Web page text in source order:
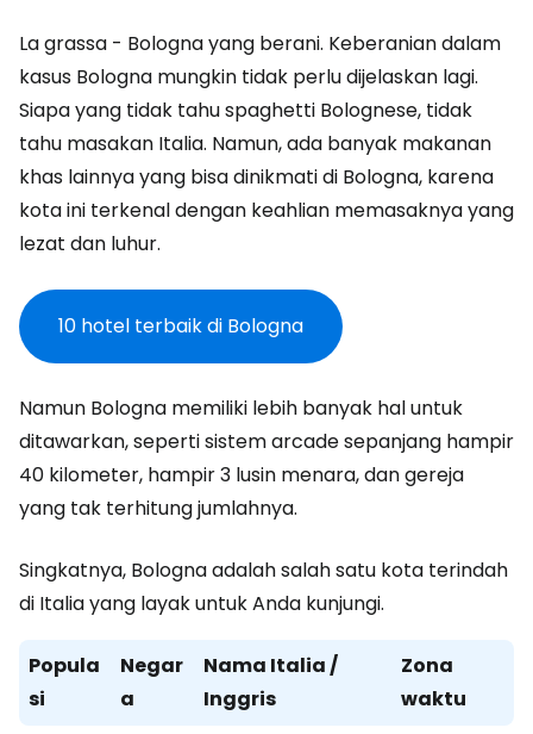
La grassa - Bologna yang berani. Keberanian dalam
kasus Bologna mungkin tidak perlu dijelaskan lagi.
Siapa yang tidak tahu spaghetti Bolognese, tidak
tahu masakan Italia. Namun, ada banyak makanan
khas lainnya yang bisa dinikmati di Bologna, karena
kota ini terkenal dengan keahlian memasaknya yang
lezat dan luhur.
10 hotel terbaik di Bologna
Namun Bologna memiliki lebih banyak hal untuk
ditawarkan, seperti sistem arcade sepanjang hampir
40 kilometer, hampir 3 lusin menara, dan gereja
yang tak terhitung jumlahnya.
Singkatnya, Bologna adalah salah satu kota terindah
di Italia yang layak untuk Anda kunjungi.
Popula
si
Negar
a
Nama Italia /
Inggris
Zona
waktu